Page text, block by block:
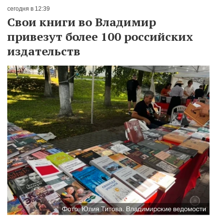
сегодня в 12:39
Свои книги во Владимир
привезут более 100 российских
издательств